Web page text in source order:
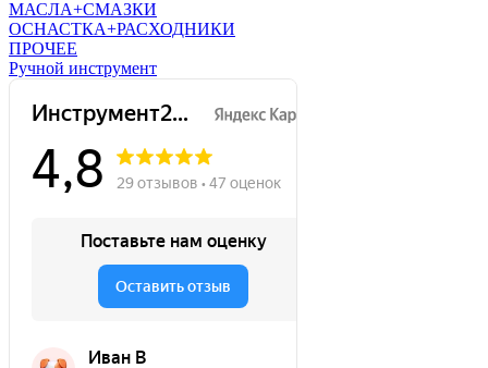
МАСЛА+СМАЗКИ
ОСНАСТКА+РАСХОДНИКИ
ПРОЧЕЕ
Ручной инструмент